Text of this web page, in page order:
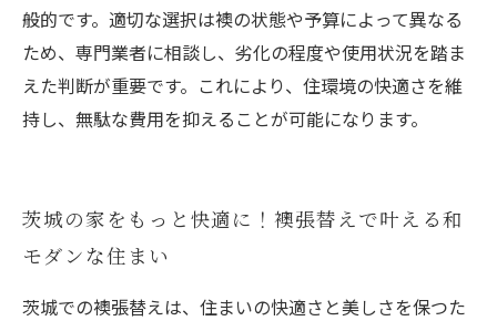
般的です。適切な選択は襖の状態や予算によって異なる
ため、専門業者に相談し、劣化の程度や使用状況を踏ま
えた判断が重要です。これにより、住環境の快適さを維
持し、無駄な費用を抑えることが可能になります。
茨城の家をもっと快適に！襖張替えで叶える和
モダンな住まい
茨城での襖張替えは、住まいの快適さと美しさを保つた